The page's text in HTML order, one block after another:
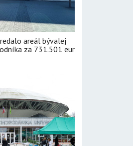
areál bývalej
za 731.501 eur